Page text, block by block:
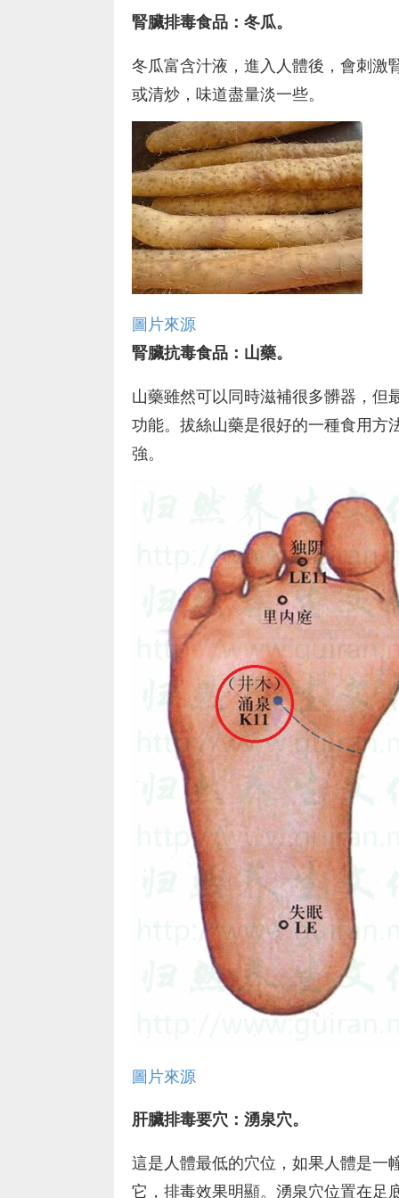
腎臟排毒食品：冬瓜。
冬瓜富含汁​​液，進入人體後，會刺激
或清炒，味道盡量淡一些。
圖片來源
腎臟抗毒食品：山藥。
山藥雖然可以同時滋補很多髒器，但
功能。拔絲山藥是很好的一種食用方
強。
圖片來源
肝臟排毒要穴：湧泉穴。
這是人體最低的穴位，如果人體是一
它，排毒效果明顯。湧泉穴位置在足